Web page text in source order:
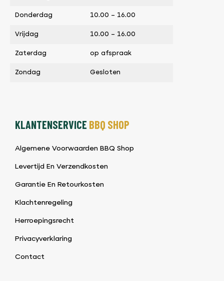
Donderdag 10.00 – 16.00
Vrijdag 10.00 – 16.00
Zaterdag op afspraak
Zondag Gesloten
KLANTENSERVICE BBQ SHOP
Algemene Voorwaarden BBQ Shop
Levertijd En Verzendkosten
Garantie En Retourkosten
Klachtenregeling
Herroepingsrecht
Privacyverklaring
Contact